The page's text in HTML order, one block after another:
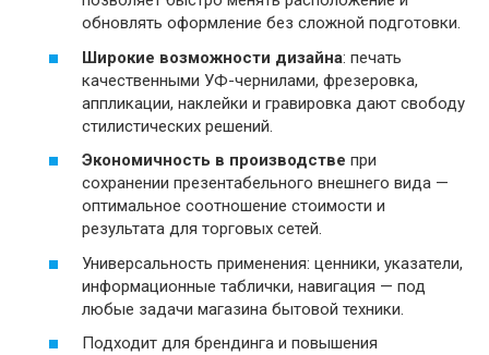
обновлять оформление без сложной подготовки.
Широкие возможности дизайна: печать
качественными УФ-чернилами, фрезеровка,
аппликации, наклейки и гравировка дают свободу
стилистических решений.
Экономичность в производстве при
сохранении презентабельного внешнего вида —
оптимальное соотношение стоимости и
результата для торговых сетей.
Универсальность применения: ценники, указатели,
информационные таблички, навигация — под
любые задачи магазина бытовой техники.
Подходит для брендинга и повышения